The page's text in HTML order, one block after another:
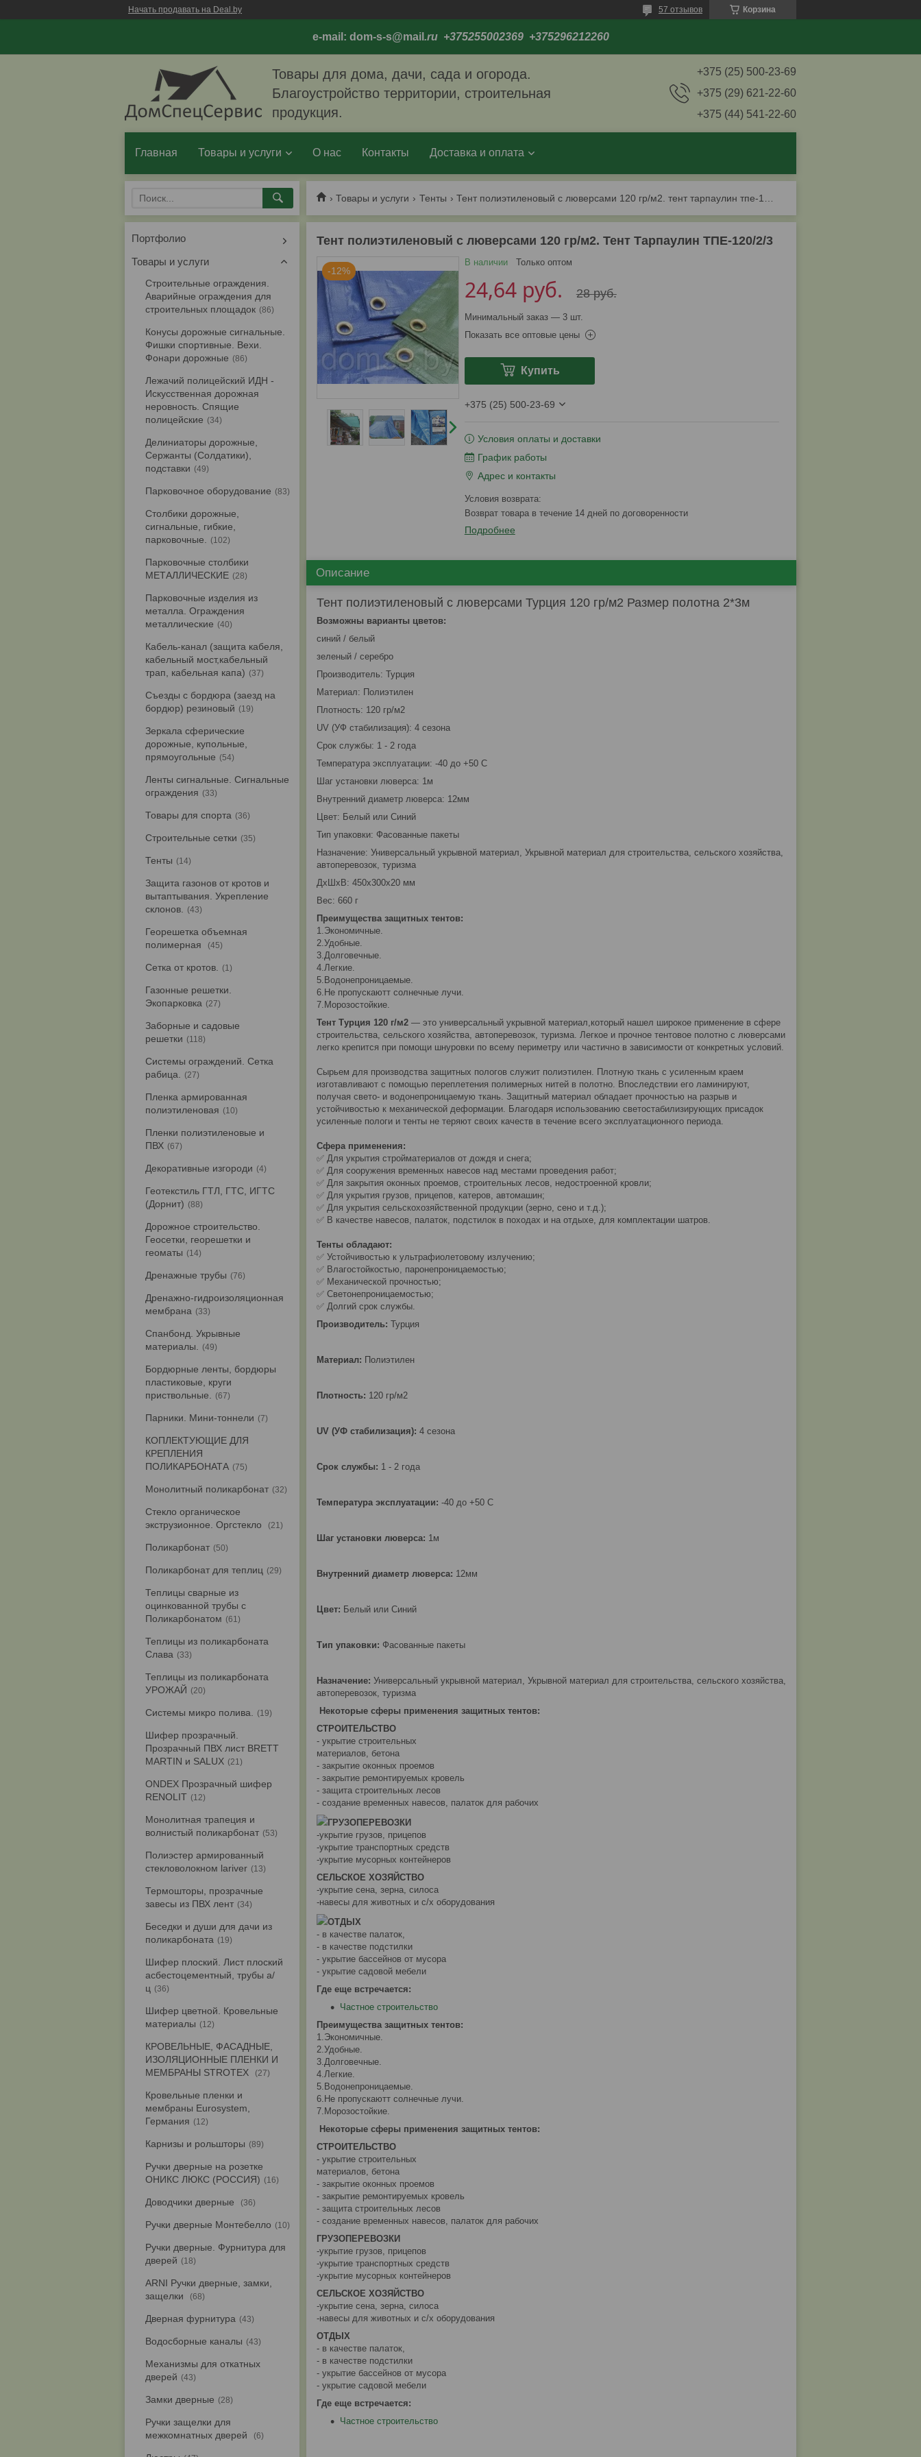
Начать продавать на Deal.by Корзина
57 отзывов
e-mail: dom-s-s@mail .ru +375255002369 +375296212260
Товары для дома, дачи, сада и огорода.
Благоустройство территории, строительная
продукция.
+375 (25) 500-23-69
+375 (29) 621-22-60
+375 (44) 541-22-60
Главная Товары и услуги О нас Контакты Доставка и оплата
Товары и услуги Тенты
Тент полиэтиленовый с люверсами 120 гр/м2. Тент Тарпаулин ТПЕ-120/2/3
-12%
В наличии Только оптом
28руб.
24,64 руб.
Минимальный заказ — 3 шт.
Показать все оптовые цены
Купить
+375 (25) 500-23-69
Условия оплаты и доставки
График работы
Адрес и контакты
возврат товара в течение 14 дней по договоренности
Подробнее
Описание
Тент полиэтиленовый с люверсами Турция 120 гр/м2 Размер полотна 2*3м
Возможны варианты цветов:
синий / белый
зеленый / серебро
Производитель: Турция
Материал: Полиэтилен
Плотность: 120 гр/м2
UV (УФ стабилизация): 4 сезона
Срок службы: 1 - 2 года
Температура эксплуатации: -40 до +50 С
Шаг установки люверса: 1м
Внутренний диаметр люверса: 12мм
Цвет: Белый или Синий
Тип упаковки: Фасованные пакеты
Назначение: Универсальный укрывной материал, Укрывной материал для строительства, сельского хозяйства,
автоперевозок, туризма
ДxШxВ: 450x300x20 мм
Вес: 660 г
Преимущества защитных тентов:
1.Экономичные.
2.Удобные.
3.Долговечные.
4.Легкие.
5.Водонепроницаемые.
6.Не пропускаютт солнечные лучи.
7.Морозостойкие.
Тент Турция 120 г/м2 — это универсальный укрывной материал,который нашел широкое применение в сфере
строительства, сельского хозяйства, автоперевозок, туризма. Легкое и прочное тентовое полотно с люверсами
легко крепится при помощи шнуровки по всему периметру или частично в зависимости от конкретных условий.
Сырьем для производства защитных пологов служит полиэтилен. Плотную ткань с усиленным краем
изготавливают с помощью переплетения полимерных нитей в полотно. Впоследствии его ламинируют,
получая свето- и водонепроницаемую ткань. Защитный материал обладает прочностью на разрыв и
устойчивостью к механической деформации. Благодаря использованию светостабилизирующих присадок
усиленные пологи и тенты не теряют своих качеств в течение всего эксплуатационного периода.
Сфера применения:
✅ Для укрытия стройматериалов от дождя и снега;
✅ Для сооружения временных навесов над местами проведения работ;
✅ Для закрытия оконных проемов, строительных лесов, недостроенной кровли;
✅ Для укрытия грузов, прицепов, катеров, автомашин;
✅ Для укрытия сельскохозяйственной продукции (зерно, сено и т.д.);
✅ В качестве навесов, палаток, подстилок в походах и на отдыхе, для комплектации шатров.
Тенты обладают:
✅ Устойчивостью к ультрафиолетовому излучению;
✅ Влагостойкостью, паронепроницаемостью;
✅ Механической прочностью;
✅ Светонепроницаемостью;
✅ Долгий срок службы.
Производитель: Турция
Материал: Полиэтилен
Плотность: 120 гр/м2
UV (УФ стабилизация): 4 сезона
Срок службы: 1 - 2 года
Температура эксплуатации: -40 до +50 С
Шаг установки люверса: 1м
Внутренний диаметр люверса: 12мм
Цвет: Белый или Синий
Тип упаковки: Фасованные пакеты
Назначение: Универсальный укрывной материал, Укрывной материал для строительства, сельского хозяйства,
автоперевозок, туризма
Некоторые сферы применения защитных тентов:
СТРОИТЕЛЬСТВО
- укрытие строительных
материалов, бетона
- закрытие оконных проемов
- закрытие ремонтируемых кровель
- защита строительных лесов
- создание временных навесов, палаток для рабочих
ГРУЗОПЕРЕВОЗКИ
-укрытие грузов, прицепов
-укрытие транспортных средств
-укрытие мусорных контейнеров
СЕЛЬСКОЕ ХОЗЯЙСТВО
-укрытие сена, зерна, силоса
-навесы для животных и с/х оборудования
ОТДЫХ
- в качестве палаток,
- в качестве подстилки
- укрытие бассейнов от мусора
- укрытие садовой мебели
Где еще встречается:
Частное строительство
Преимущества защитных тентов:
1.Экономичные.
2.Удобные.
3.Долговечные.
4.Легкие.
5.Водонепроницаемые.
6.Не пропускаютт солнечные лучи.
7.Морозостойкие.
Некоторые сферы применения защитных тентов:
СТРОИТЕЛЬСТВО
- укрытие строительных
материалов, бетона
- закрытие оконных проемов
- закрытие ремонтируемых кровель
- защита строительных лесов
- создание временных навесов, палаток для рабочих
ГРУЗОПЕРЕВОЗКИ
-укрытие грузов, прицепов
-укрытие транспортных средств
-укрытие мусорных контейнеров
СЕЛЬСКОЕ ХОЗЯЙСТВО
-укрытие сена, зерна, силоса
-навесы для животных и с/х оборудования
ОТДЫХ
- в качестве палаток,
- в качестве подстилки
- укрытие бассейнов от мусора
- укрытие садовой мебели
Где еще встречается:
Частное строительство
Портфолио
Товары и услуги
Строительные ограждения.
Аварийные ограждения для
строительных площадок
86
Конусы дорожные сигнальные.
Фишки спортивные. Вехи.
Фонари дорожные
86
Лежачий полицейский ИДН -
Искусственная дорожная
неровность. Спящие
полицейские
34
Делиниаторы дорожные,
Сержанты (Солдатики),
подставки
49
Парковочное оборудование 83
Столбики дорожные,
сигнальные, гибкие,
парковочные.
102
Парковочные столбики
МЕТАЛЛИЧЕСКИЕ
28
Парковочные изделия из
металла. Ограждения
металлические
40
Кабель-канал (защита кабеля,
кабельный мост,кабельный
трап, кабельная капа)
37
Съезды с бордюра (заезд на
бордюр) резиновый
19
Зеркала сферические
дорожные, купольные,
прямоугольные
54
Ленты сигнальные. Сигнальные
ограждения
33
Товары для спорта 36
Строительные сетки 35
Тенты 14
Защита газонов от кротов и
вытаптывания. Укрепление
склонов.
43
Георешетка объемная
полимерная
45
Сетка от кротов. 1
Газонные решетки.
Экопарковка
27
Заборные и садовые
решетки
118
Системы ограждений. Сетка
рабица.
27
Пленка армированная
полиэтиленовая
10
Пленки полиэтиленовые и
ПВХ
67
Декоративные изгороди 4
Геотекстиль ГТЛ, ГТС, ИГТС
(Дорнит)
88
Дорожное строительство.
Геосетки, георешетки и
геоматы
14
Дренажные трубы 76
Дренажно-гидроизоляционная
мембрана
33
Спанбонд. Укрывные
материалы.
49
Бордюрные ленты, бордюры
пластиковые, круги
приствольные.
67
Парники. Мини-тоннели 7
КОПЛЕКТУЮЩИЕ ДЛЯ
КРЕПЛЕНИЯ
ПОЛИКАРБОНАТА
75
Монолитный поликарбонат 32
Стекло органическое
экструзионное. Оргстекло
21
Поликарбонат 50
Поликарбонат для теплиц 29
Теплицы сварные из
оцинкованной трубы с
Поликарбонатом
61
Теплицы из поликарбоната
Слава
33
Теплицы из поликарбоната
УРОЖАЙ
20
Системы микро полива. 19
Шифер прозрачный.
Прозрачный ПВХ лист BRETT
MARTIN и SALUX
21
ONDEX Прозрачный шифер
RENOLIT
12
Монолитная трапеция и
волнистый поликарбонат
53
Полиэстер армированный
стекловолокном lariver
13
Термошторы, прозрачные
завесы из ПВХ лент
34
Беседки и души для дачи из
поликарбоната
19
Шифер плоский. Лист плоский
асбестоцементный, трубы а/
ц
36
Шифер цветной. Кровельные
материалы
12
КРОВЕЛЬНЫЕ, ФАСАДНЫЕ,
ИЗОЛЯЦИОННЫЕ ПЛЕНКИ И
МЕМБРАНЫ STROTEX
27
Кровельные пленки и
мембраны Eurosystem,
Германия
12
Карнизы и рольшторы 89
Ручки дверные на розетке
ОНИКС ЛЮКС (РОССИЯ)
16
Доводчики дверные 36
Ручки дверные Монтебелло 10
Ручки дверные. Фурнитура для
дверей
18
ARNI Ручки дверные, замки,
защелки
68
Дверная фурнитура 43
Водосборные каналы 43
Механизмы для откатных
дверей
43
Замки дверные 28
Ручки защелки для
межкомнатных дверей
6